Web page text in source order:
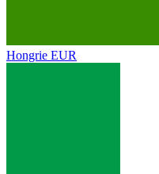
Hongrie EUR